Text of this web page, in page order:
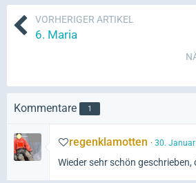
VORHERIGER ARTIKEL
6. Maria
Kommentare 1
regenklamotten 30.
Wieder sehr schön geschrieben,